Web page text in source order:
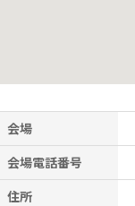
会場
会場電話番号
住所